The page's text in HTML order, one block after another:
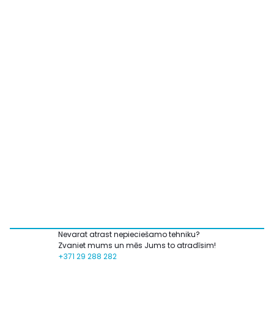
Nevarat atrast nepieciešamo tehniku?
Zvaniet mums un mēs Jums to atradīsim!
+371 29 288 282